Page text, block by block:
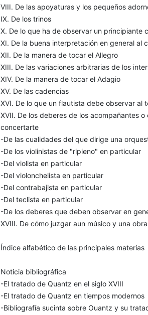
VIII. De las apoyaturas y los pequeños
IX. De los trinos
X. De lo que ha de observar un principiante
XI. De la buena interpretación en general al
XII. De la manera de tocar el Allegro
XIII. De las variaciones arbitrarias de los
XIV. De la manera de tocar el Adagio
XV. De las cadencias
XVI. De lo que un flautista debe observar al
XVII. De los deberes de los acompañantes
concertarte
-De las cualidades del que dirige una
-De los violinistas de "ripieno" en particular
-Del violista en particular
-Del violonchelista en particular
-Del contrabajista en particular
-Del teclista en particular
-De los deberes que deben observar en
XVIII. De cómo juzgar aun músico y una
Índice alfabético de las principales materias
Noticia bibliográfica
-El tratado de Quantz en el siglo XVIII
-El tratado de Quantz en tiempos modernos
-Bibliografía sucinta sobre Ouantz y su